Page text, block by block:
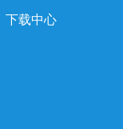
下载中心